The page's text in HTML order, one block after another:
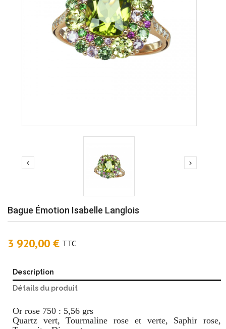
 
Bague Émotion Isabelle Langlois
3 920,00 € TTC
Description
Détails du produit
Or rose 750 : 5,56 grs
Quartz vert, Tourmaline rose et verte, Saphir rose,